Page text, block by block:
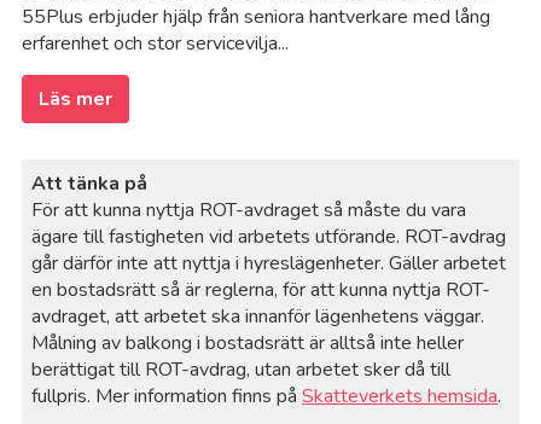
55Plus erbjuder hjälp från seniora hantverkare med lång
erfarenhet och stor servicevilja...
Läs mer
Att tänka på
För att kunna nyttja ROT-avdraget så måste du vara
ägare till fastigheten vid arbetets utförande. ROT-avdrag
går därför inte att nyttja i hyreslägenheter. Gäller arbetet
en bostadsrätt så är reglerna, för att kunna nyttja ROT-
avdraget, att arbetet ska innanför lägenhetens väggar.
Målning av balkong i bostadsrätt är alltså inte heller
berättigat till ROT-avdrag, utan arbetet sker då till
fullpris. Mer information finns påSkatteverkets hemsida.